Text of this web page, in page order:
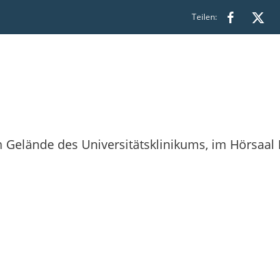
Teilen:
des Universitätsklinikums, im Hörsaal